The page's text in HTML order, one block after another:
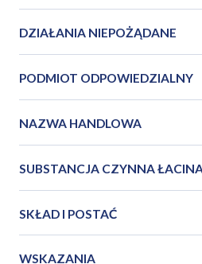
DZIAŁANIA NIEPOŻĄDANE
PODMIOT ODPOWIEDZIALNY
NAZWA HANDLOWA
SUBSTANCJA CZYNNA
SKŁAD I POSTAĆ
WSKAZANIA